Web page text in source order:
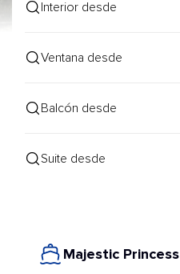
Interior desde
Ventana desde
Balcón desde
Suite desde
Majestic Princess